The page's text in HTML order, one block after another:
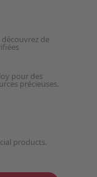
découvrez de
pour des
précieuses.
products.